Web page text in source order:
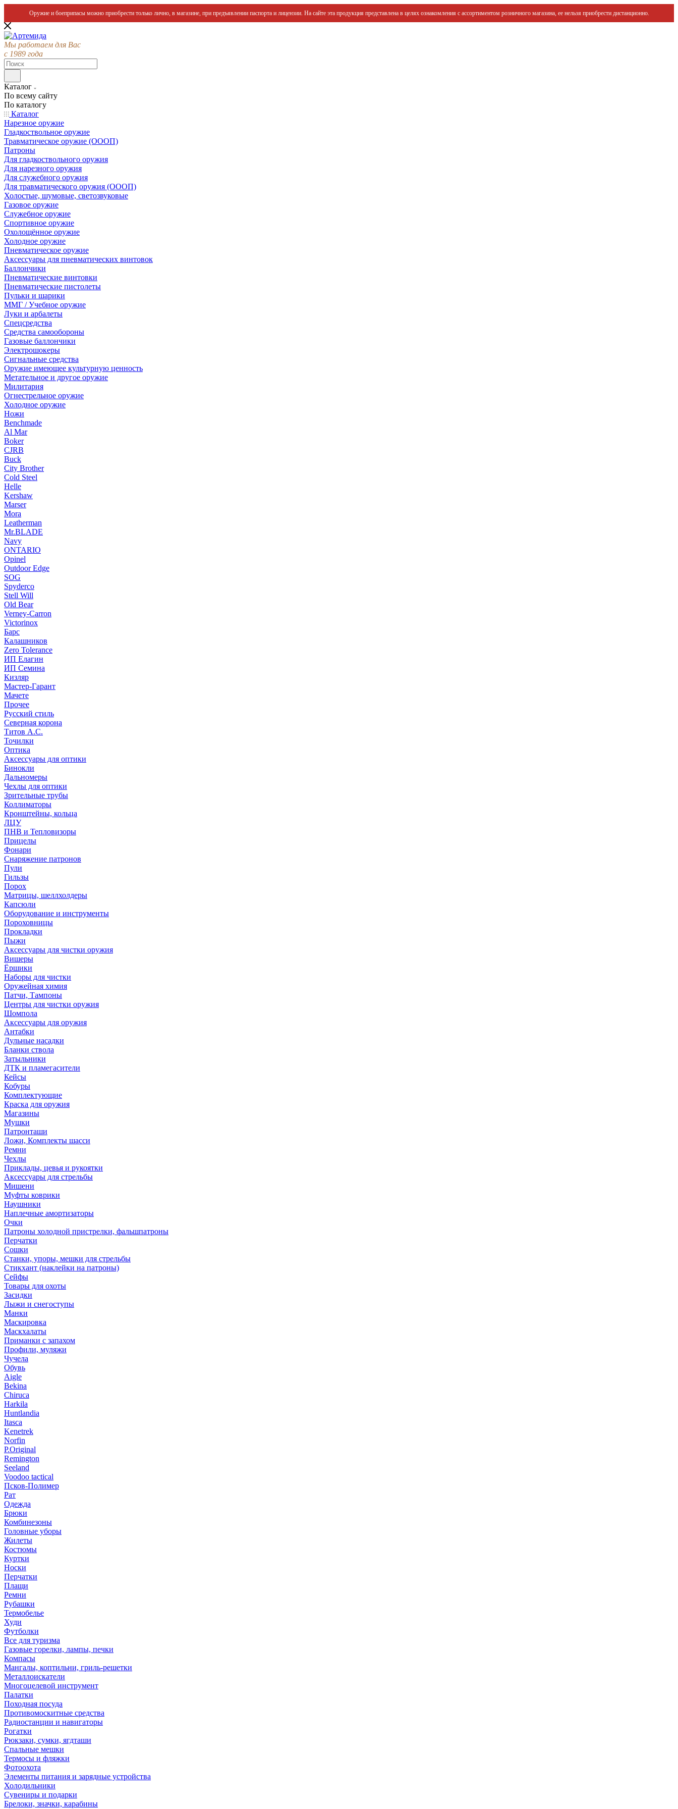
Оружие и боеприпасы можно приобрести только лично, в магазине, при предъявлении паспорта и лицензии. На сайте эта продукция представлена в целях ознакомления с ассортиментом розничного магазина, ее нельзя приобрести дистанционно.
Мы работаем для Вас
с 1989 года
Каталог
По всему сайту
По каталогу
Каталог
Нарезное оружие
Гладкоствольное оружие
Травматическое оружие (ОООП)
Патроны
Для гладкоствольного оружия
Для нарезного оружия
Для служебного оружия
Для травматического оружия (ОООП)
Холостые, шумовые, светозвуковые
Газовое оружие
Служебное оружие
Спортивное оружие
Охолощённое оружие
Холодное оружие
Пневматическое оружие
Аксессуары для пневматических винтовок
Баллончики
Пневматические винтовки
Пневматические пистолеты
Пульки и шарики
ММГ / Учебное оружие
Луки и арбалеты
Спецсредства
Средства самообороны
Газовые баллончики
Электрошокеры
Сигнальные средства
Оружие имеющее культурную ценность
Метательное и другое оружие
Милитария
Огнестрельное оружие
Холодное оружие
Ножи
Benchmade
Al Mar
Boker
CJRB
Buck
City Brother
Cold Steel
Helle
Kershaw
Marser
Mora
Leatherman
Mr.BLADE
Navy
ONTARIO
Opinel
Outdoor Edge
SOG
Spyderco
Stell Will
Old Bear
Verney-Carron
Victorinox
Барс
Калашников
Zero Tolerance
ИП Елагин
ИП Семина
Кизляр
Мастер-Гарант
Мачете
Прочее
Русский стиль
Северная корона
Титов А.С.
Точилки
Оптика
Аксессуары для оптики
Бинокли
Дальномеры
Чехлы для оптики
Зрительные трубы
Коллиматоры
Кронштейны, кольца
ЛЦУ
ПНВ и Тепловизоры
Прицелы
Фонари
Снаряжение патронов
Пули
Гильзы
Порох
Матрицы, шеллхолдеры
Капсюли
Оборудование и инструменты
Пороховницы
Прокладки
Пыжи
Аксессуары для чистки оружия
Вишеры
Ёршики
Наборы для чистки
Оружейная химия
Патчи, Тампоны
Центры для чистки оружия
Шомпола
Аксессуары для оружия
Антабки
Дульные насадки
Бланки ствола
Затыльники
ДТК и пламегасители
Кейсы
Кобуры
Комплектующие
Краска для оружия
Магазины
Мушки
Патронташи
Ложи, Комплекты шасси
Ремни
Чехлы
Приклады, цевья и рукоятки
Аксессуары для стрельбы
Мишени
Муфты коврики
Наушники
Наплечные амортизаторы
Очки
Патроны холодной пристрелки, фальшпатроны
Перчатки
Сошки
Станки, упоры, мешки для стрельбы
Стикхант (наклейки на патроны)
Сейфы
Товары для охоты
Засидки
Лыжи и снегоступы
Манки
Маскировка
Маскхалаты
Приманки с запахом
Профили, муляжи
Чучела
Обувь
Aigle
Bekina
Chiruсa
Harkila
Huntlandia
Itasca
Kenetrek
Norfin
P.Original
Remington
Seeland
Voodoo tactical
Псков-Полимер
Рат
Одежда
Брюки
Комбинезоны
Головные уборы
Жилеты
Костюмы
Куртки
Носки
Перчатки
Плащи
Ремни
Рубашки
Термобелье
Худи
Футболки
Все для туризма
Газовые горелки, лампы, печки
Компасы
Мангалы, коптильни, гриль-решетки
Металлоискатели
Многоцелевой инструмент
Палатки
Походная посуда
Противомоскитные средства
Радиостанции и навигаторы
Рогатки
Рюкзаки, сумки, ягдташи
Спальные мешки
Термосы и фляжки
Фотоохота
Элементы питания и зарядные устройства
Холодильники
Сувениры и подарки
Брелоки, значки, карабины